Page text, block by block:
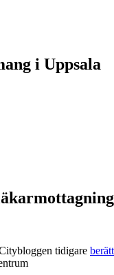
i Uppsala
tidigare